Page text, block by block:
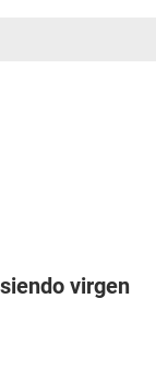
virgen